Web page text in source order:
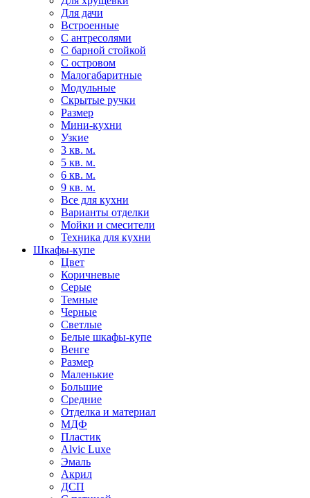
Для дачи
Встроенные
С антресолями
С барной стойкой
С островом
Малогабаритные
Модульные
Скрытые ручки
Размер
Мини-кухни
Узкие
3 кв. м.
5 кв. м.
6 кв. м.
9 кв. м.
Все для кухни
Варианты отделки
Мойки и смесители
Техника для кухни
Шкафы-купе
Цвет
Коричневые
Серые
Темные
Черные
Светлые
Белые шкафы-купе
Венге
Размер
Маленькие
Большие
Средние
Отделка и материал
МДФ
Пластик
Alvic Luxe
Эмаль
Акрил
ДСП